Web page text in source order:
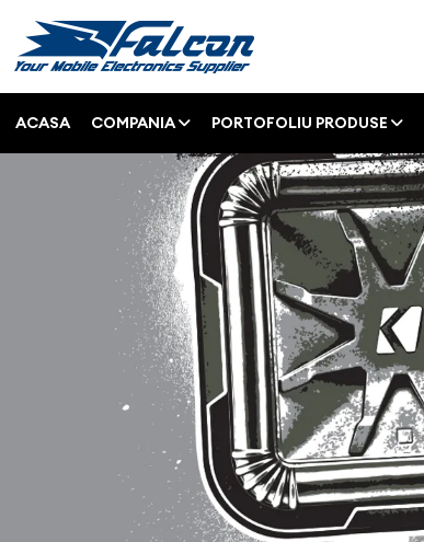
ACASA COMPANIA PORTOFOLIU PRODUSE